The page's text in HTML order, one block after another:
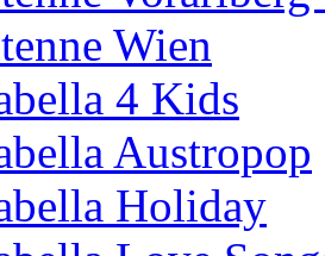
Wien
4 Kids
Austropop
Holiday